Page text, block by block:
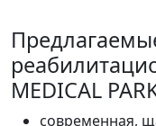
MEDICAL
современная,